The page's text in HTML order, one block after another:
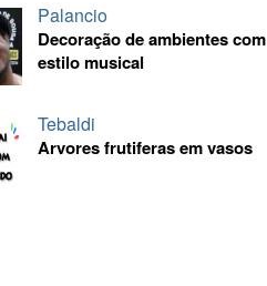
Palancio
Decoração de ambientes com
estilo musical
Tebaldi
Arvores frutiferas em vasos